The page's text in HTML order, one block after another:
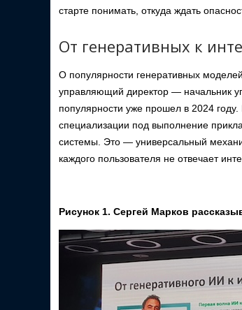
старте понимать, откуда ждать
От генеративных к
О популярности генеративных
управляющий директор — начальник
популярности уже прошел в 2024
специализации под выполнение
системы. Это — универсальный
каждого пользователя не отвечает
Рисунок 1. Сергей Марков